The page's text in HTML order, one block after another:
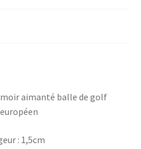
aimanté balle de golf
: 1,5cm